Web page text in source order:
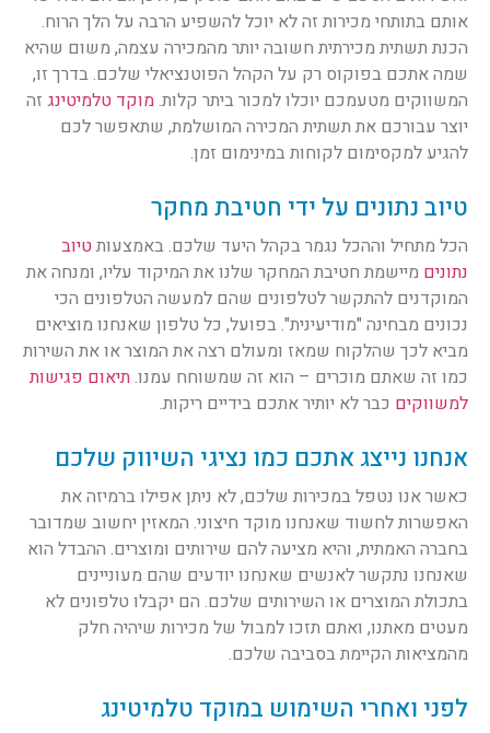
אותם בתותחי מכירות זה לא יוכל להשפיע הרבה על הלך הרוח.
הכנת תשתית מכירתית חשובה יותר מהמכירה עצמה, משום שהיא
שמה אתכם בפוקוס רק על הקהל הפוטנציאלי שלכם. בדרך זו,
המשווקים מטעמכם יוכלו למכור ביתר קלות.מוקד טלמיטינג זה
יוצר עבורכם את תשתית המכירה המושלמת, שתאפשר לכם
להגיע למקסימום לקוחות במינימום זמן.
טיוב נתונים על ידי חטיבת מחקר
הכל מתחיל וההכל נגמר בקהל היעד שלכם. באמצעותטיוב
נתונים מיישמת חטיבת המחקר שלנו את המיקוד עליו, ומנחה את
המוקדנים להתקשר לטלפונים שהם למעשה הטלפונים הכי
נכונים מבחינה "מודיעינית". בפועל, כל טלפון שאנחנו מוציאים
מביא לכך שהלקוח שמאז ומעולם רצה את המוצר או את השירות
כמו זה שאתם מוכרים – הוא זה שמשוחח עמנו.תיאום פגישות
למשווקים כבר לא יותיר אתכם בידיים ריקות.
אנחנו נייצג אתכם כמו נציגי השיווק שלכם
כאשר אנו נטפל במכירות שלכם, לא ניתן אפילו ברמיזה את
האפשרות לחשוד שאנחנו מוקד חיצוני. המאזין יחשוב שמדובר
בחברה האמתית, והיא מציעה להם שירותים ומוצרים. ההבדל הוא
שאנחנו נתקשר לאנשים שאנחנו יודעים שהם מעוניינים
בתכולת המוצרים או השירותים שלכם. הם יקבלו טלפונים לא
מעטים מאתנו, ואתם תזכו למבול של מכירות שיהיה חלק
מהמציאות הקיימת בסביבה שלכם.
לפני ואחרי השימוש במוקד טלמיטינג